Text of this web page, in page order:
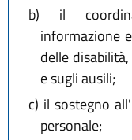
b) il
informazione
delle
e sugli ausili;
c) il sostegno
personale;